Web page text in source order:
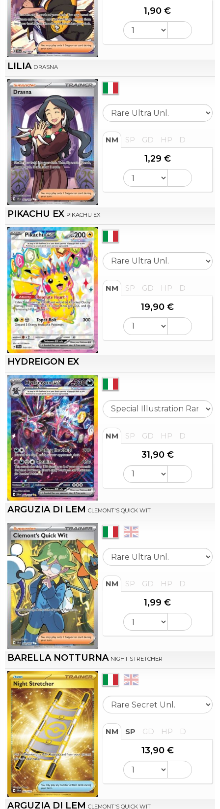
1,90 €
LILIA DRASNA
NM SP GD HP D
1,29 €
PIKACHU EX PIKACHU EX
NM SP GD HP D
19,90 €
HYDREIGON EX
NM SP GD HP D
31,90 €
ARGUZIA DI LEM CLEMONT'S QUICK WIT
NM SP GD HP D
1,99 €
BARELLA NOTTURNA NIGHT STRETCHER
NM SP GD HP D
13,90 €
ARGUZIA DI LEM CLEMONT'S QUICK WIT